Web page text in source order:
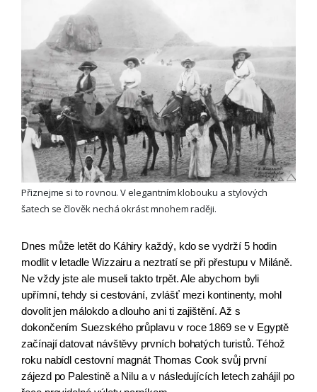
Přiznejme si to rovnou. V elegantním klobouku a stylových
šatech se člověk nechá okrást mnohem raději.
Dnes může letět do Káhiry každý, kdo se vydrží 5 hodin
modlit v letadle Wizzairu a neztratí se při přestupu v Miláně.
Ne vždy jste ale museli takto trpět. Ale abychom byli
upřímní, tehdy si cestování, zvlášť mezi kontinenty, mohl
dovolit jen málokdo a dlouho ani ti zajištění. Až s
dokončením Suezského průplavu v roce 1869 se v Egyptě
začínají datovat návštěvy prvních bohatých turistů. Téhož
roku nabídl cestovní magnát Thomas Cook svůj první
zájezd po Palestině a Nilu a v následujících letech zahájil po